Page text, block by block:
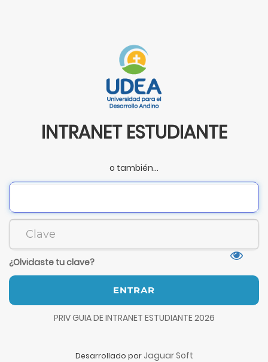
INTRANET ESTUDIANTE
o también...
¿Olvidaste tu clave?
ENTRAR
PRIV GUIA DE INTRANET ESTUDIANTE 2026
Desarrollado porJaguar Soft